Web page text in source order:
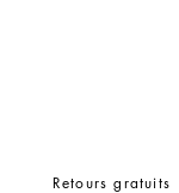
Retours gratuits